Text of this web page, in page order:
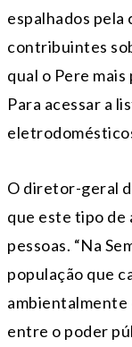
espalhados pela
contribuintes
qual o Pere
Para acessar a
O diretor-geral
que este tipo de
pessoas. “Na
população que
ambientalmente
entre o poder